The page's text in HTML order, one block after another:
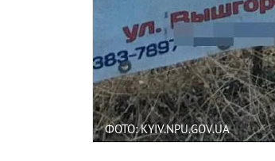
ФОТО: KYIV.NPU.GOV.UA